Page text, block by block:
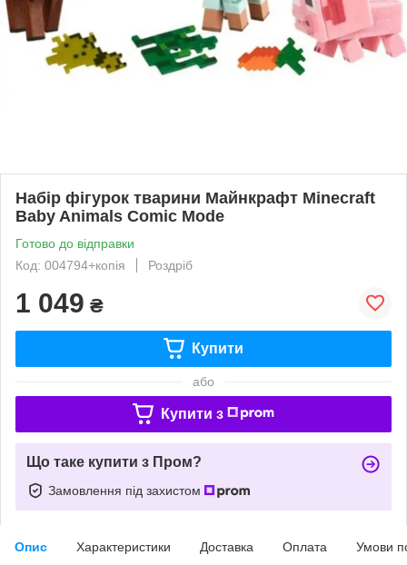
Набір фігурок тварини Майнкрафт Minecraft
Baby Animals Comic Mode
Готово до відправки
Код: 004794+копія
Роздріб
1 049 ₴
Купити
або
Купити з
Що таке купити з Пром?
Замовлення під захистом
Опис Характеристики Доставка Оплата Умови